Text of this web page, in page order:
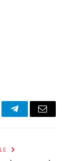
TelegramEmail